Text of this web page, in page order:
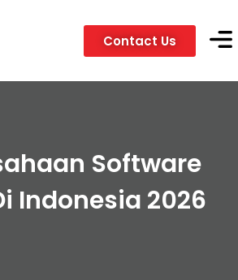
Contact Us
Software
Indonesia 2026